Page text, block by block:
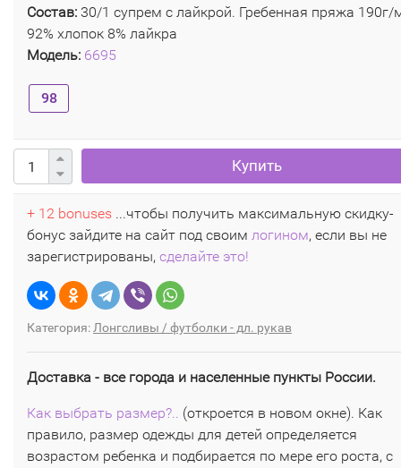
Состав: 30/1 супрем с лайкрой. Гребенная пряжа 190г/
92% хлопок 8% лайкра
Модель: 6695
98
Купить
+ 12 bonuses ...чтобы получить максимальную скидку-
бонус зайдите на сайт под своим логином, если вы не
зарегистрированы, сделайте это!
Категория: Лонгсливы / футболки - дл. рукав
Доставка - все города и населенные пункты России.
Как выбрать размер?.. (откроется в новом окне). Как
правило, размер одежды для детей определяется
возрастом ребенка и подбирается по мере его роста, с